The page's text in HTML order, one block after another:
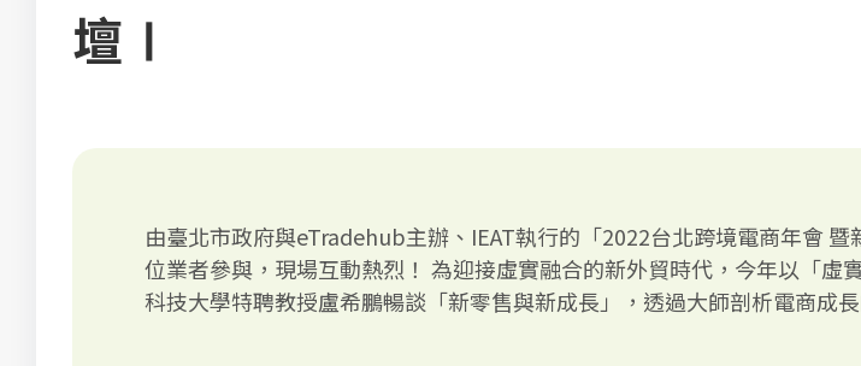
壇Ⅰ
由臺北市政府與eTradehub主辦、IEAT執行的「2022台北跨境電商年會
位業者參與，現場互動熱烈！ 為迎接虛實融合的新外貿時代，今年以「
科技大學特聘教授盧希鵬暢談「新零售與新成長」，透過大師剖析電商成